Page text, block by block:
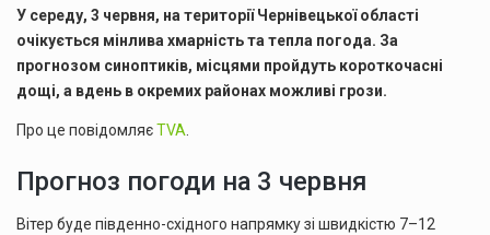
У середу, 3 червня, на території Чернівецької області
очікується мінлива хмарність та тепла погода. За
прогнозом синоптиків, місцями пройдуть короткочасні
дощі, а вдень в окремих районах можливі грози.
Про це повідомляєTVA
Прогноз погоди на 3 червня
Вітер буде південно-східного напрямку зі швидкістю 7–12